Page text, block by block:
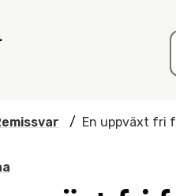
/ En uppväxt fri